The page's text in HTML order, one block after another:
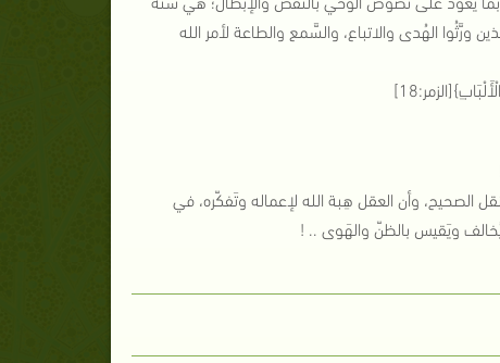
ورَّثُوا الهُدى والاتباع، والسَّمع والطاعة لأمر الله
الصحيح، وأن العقل هِبة الله لإعماله وتَفكّره، في
ويَقيس بالظنّ والهَوى .. !